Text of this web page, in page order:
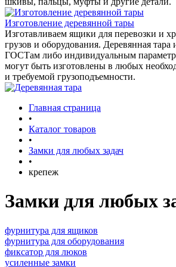
Изготовление деревянной тары
Изготавливаем ящики для перевозки и
грузов и оборудования. Деревянная тара
ГОСТам либо индивидуальным
могут быть изготовлены в любых
и требуемой грузоподъемности.
Главная страница
•
Каталог товаров
•
Замки для любых задач
•
крепеж
Замки для любых
фурнитура для ящиков
фурнитура для оборудования
фиксатор для люков
усиленные замки